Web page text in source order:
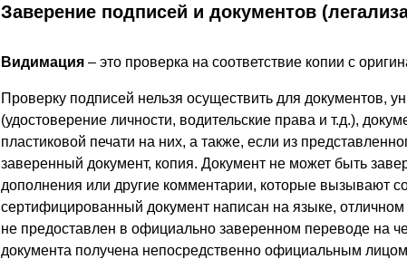
Заверение подписей и документов
Видимация – это проверка на соответствие копии с
Проверку подписей нельзя осуществить для документов,
(удостоверение личности, водительские права и т.д.),
пластиковой печати на них, а также, если из
заверенный документ, копия. Документ не может быть
дополнения или другие комментарии, которые вызывают
сертифицированный документ написан на языке,
не предоставлен в официально заверенном переводе на
документа получена непосредственно официальным